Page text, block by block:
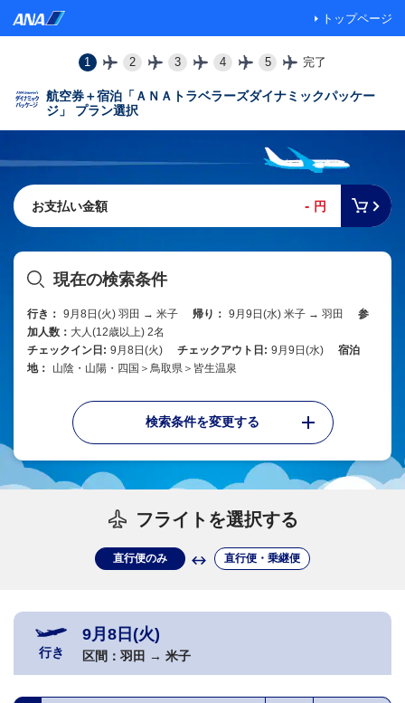
トップページ
1 2 3 4 5 完了
航空券＋宿泊「ＡＮＡトラベラーズダイナミックパッケー
ジ」 プラン選択
お支払い金額 - 円
現在の検索条件
行き： 9月8日(火) 羽田 → 米子 帰り： 9月9日(水) 米子 → 羽田
参
加人数： 大人(12歳以上) 2名
チェックイン日: 9月8日(火) チェックアウト日: 9月9日(水)
宿泊
地：
山陰・山陽・四国＞鳥取県＞皆生温泉
検索条件を変更する
フライトを選択する
直行便のみ 直行便・乗継便
行き
9月8日(火)
区間： 羽田 → 米子